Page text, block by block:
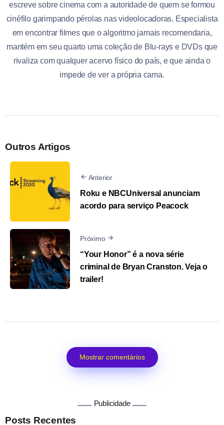
escreve sobre cinema com a autoridade de quem se formou
cinéfilo garimpando pérolas nas videolocadoras. Especialista
em encontrar filmes que o algoritmo jamais recomendaria,
mantém em seu quarto uma coleção de Blu-rays e DVDs que
rivaliza com qualquer acervo físico do país, e que ainda o
impede de ver a própria cama.
Outros Artigos
Anterior
Roku e NBCUniversal anunciam
acordo para serviço Peacock
Próximo
“Your Honor” é a nova série
criminal de Bryan Cranston. Veja o
trailer!
Mostrar comentários
Publicidade
Posts Recentes